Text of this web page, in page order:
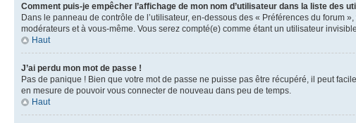
Comment puis-je empêcher l’affichage de mon nom d’utilisateur dans la liste des
Dans le panneau de contrôle de l’utilisateur, en-dessous des « Préférences du forum »,
modérateurs et à vous-même. Vous serez compté(e) comme étant un utilisateur invisible.
Haut
J’ai perdu mon mot de passe !
Pas de panique ! Bien que votre mot de passe ne puisse pas être récupéré, il peut
en mesure de pouvoir vous connecter de nouveau dans peu de temps.
Haut